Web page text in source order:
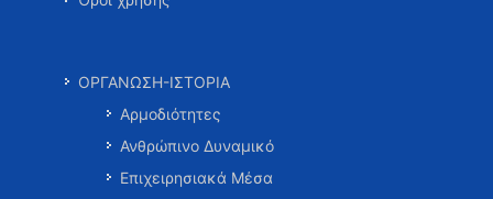
ΟΡΓΑΝΩΣΗ-ΙΣΤΟΡΙΑ
Αρμοδιότητες
Ανθρώπινο Δυναμικό
Επιχειρησιακά Μέσα